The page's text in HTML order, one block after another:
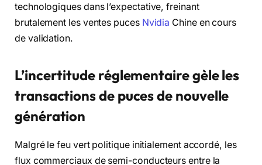
technologiques dans l’expectative, freinant
brutalement les ventes puces Nvidia Chine en cours
de validation.
L’incertitude réglementaire gèle les
transactions de puces de nouvelle
génération
Malgré le feu vert politique initialement accordé, les
flux commerciaux de semi-conducteurs entre la